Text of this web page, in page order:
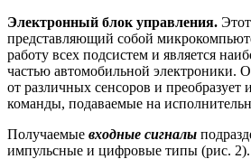
Электронный блок управления.
представляющий собой
работу всех подсистем и является
частью автомобильной электроники.
от различных сенсоров и
команды, подаваемые на
Получаемые входные сигналы
импульсные и цифровые типы (рис. 2).